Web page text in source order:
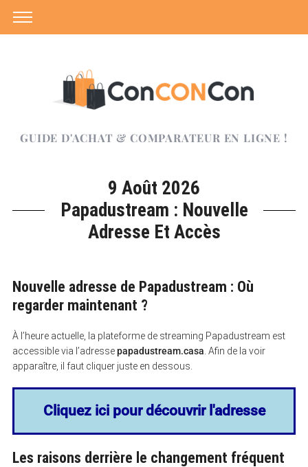
GUIDE D'ACHAT & COMPARATEUR EN LIGNE !
9 Août 2026
Papadustream : Nouvelle
Adresse Et Accès
Nouvelle adresse de Papadustream : Où
regarder maintenant ?
À l’heure actuelle, la plateforme de streaming Papadustream est
accessible via l’adressepapadustream.casa . Afin de la voir
apparaître, il faut cliquer juste en dessous.
Cliquez ici pour découvrir l'adresse
Les raisons derrière le changement fréquent